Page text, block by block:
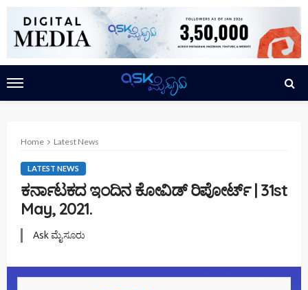
Home Latest News
LATEST NEWS
ಕರ್ನಾಟಕದ ಇಂದಿನ ಕೋವಿಡ್ ರಿಪೋರ್ಟ್ | 31st
May, 2021.
Ask ಮೈಸೂರು